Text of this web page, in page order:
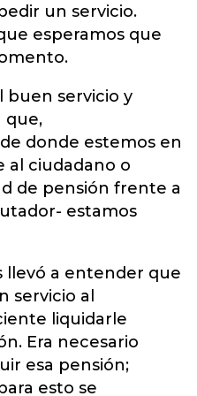
un servicio.
esperamos que
buen servicio y
que,
donde estemos en
al ciudadano o
de pensión frente a
estamos
llevó a entender que
servicio al
liquidarle
Era necesario
esa pensión;
esto se